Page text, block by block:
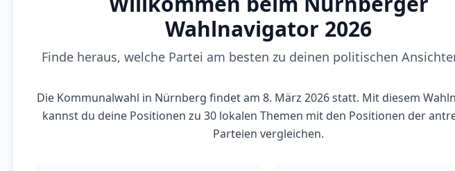
Wahlnavigator 2026
Finde heraus, welche Partei am besten zu deinen politischen
Die Kommunalwahl in Nürnberg findet am 8. März 2026 statt. Mit diesem
kannst du deine Positionen zu 30 lokalen Themen mit den Positionen der
Parteien vergleichen.